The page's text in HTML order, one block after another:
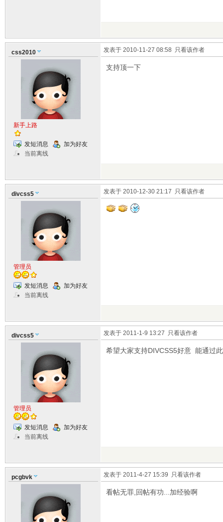
css2010
新手上路
发短消息
加为好友
当前离线
发表于 2010-11-27 08:58 只看该作者
支持顶一下
divcss5
管理员
发短消息
加为好友
当前离线
发表于 2010-12-30 21:17 只看该作者
divcss5
管理员
发短消息
加为好友
当前离线
发表于 2011-1-9 13:27 只看该作者
希望大家支持DIVCSS5好意 能通过
pcgbvk 发表于 2011-4-27 15:39 只看该作者
看帖无罪,回帖有功...加经验啊